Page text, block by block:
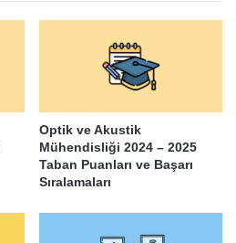
Optik ve Akustik
Mühendisliği 2024 – 2025
Taban Puanları ve Başarı
Sıralamaları